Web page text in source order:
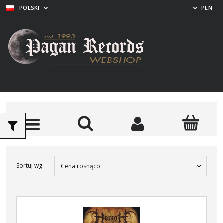
POLSKI PLN
Sortuj wg: Cena rosnąco